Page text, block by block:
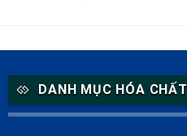
DANH MỤC HÓA CHẤT